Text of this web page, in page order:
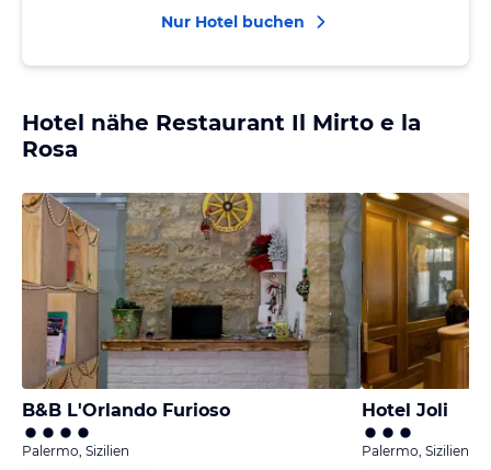
Nur Hotel buchen
Hotel nähe Restaurant Il Mirto e la
Rosa
B&B L'Orlando Furioso
Palermo, Sizilien
Hotel Joli
Palermo, Sizilien